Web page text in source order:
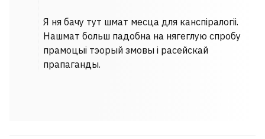
Я ня бачу тут шмат месца для канспіралогіі.
Нашмат больш падобна на нягеглую спробу
прамоцыі тэорый змовы і расейскай
прапаганды.